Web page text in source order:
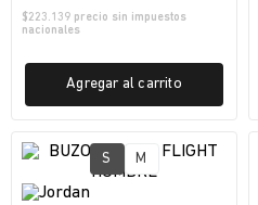
$223.139 precio sin impuestos
nacionales
Agregar al carrito
S M